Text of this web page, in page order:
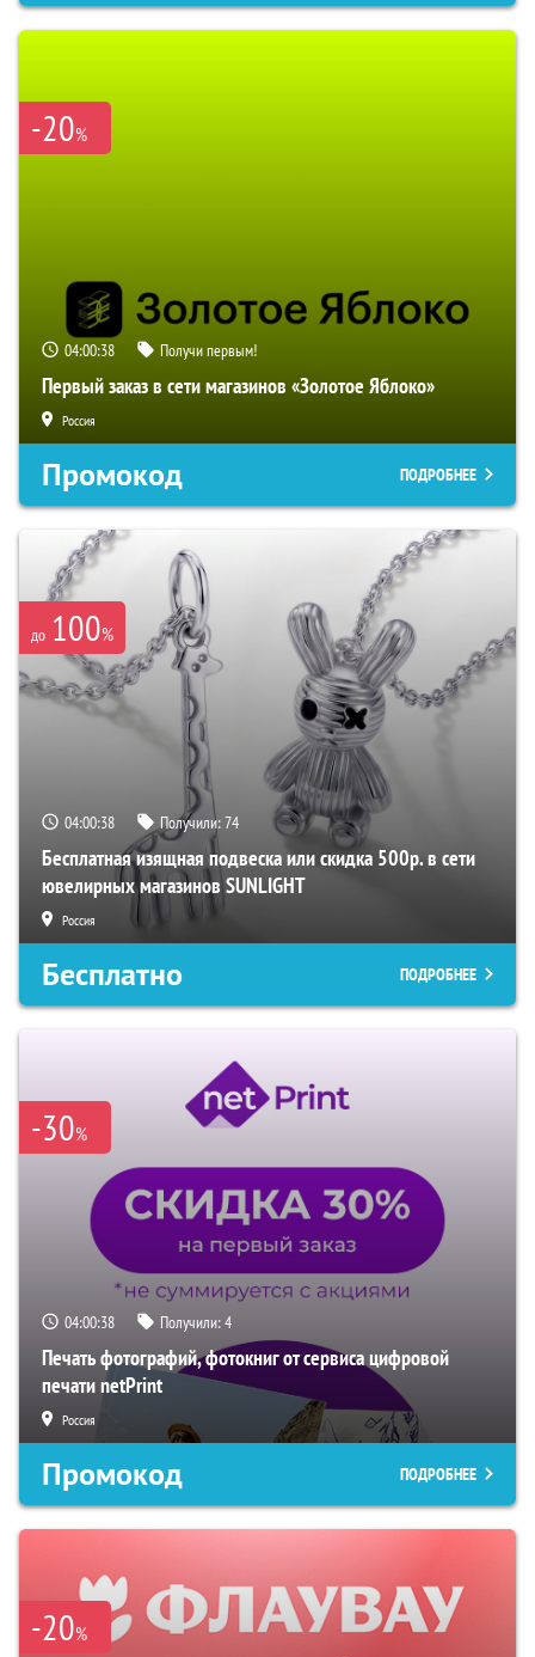
-20%
04:00:37 Получи первым!
Первый заказ в сети магазинов «Золотое Яблоко»
Россия
Промокод ПОДРОБНЕЕ
до 100%
04:00:37 Получили:74
Бесплатная изящная подвеска или скидка 500р. в сети
ювелирных магазинов SUNLIGHT
Россия
Бесплатно ПОДРОБНЕЕ
-30%
04:00:37 Получили:4
Печать фотографий, фотокниг от сервиса цифровой
печати netPrint
Россия
Промокод ПОДРОБНЕЕ
-20%